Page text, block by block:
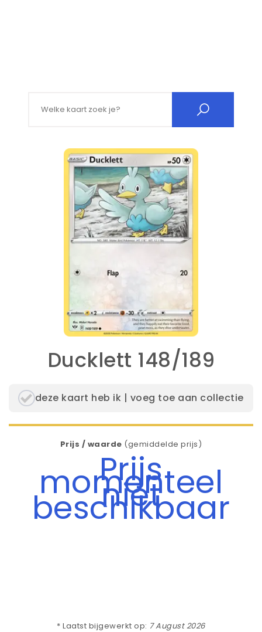
Ducklett 148/189
deze kaart heb ik | voeg toe aan collectie
Prijs / waarde (gemiddelde prijs)
Prijs
momenteel
niet
beschikbaar
* Laatst bijgewerkt op: 7 August 2026